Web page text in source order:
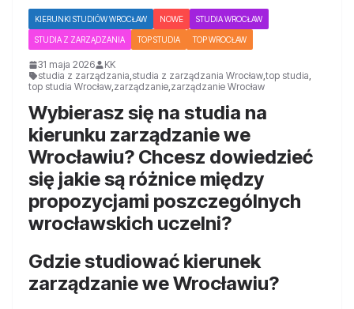
KIERUNKI STUDIÓW WROCŁAW NOWE STUDIA WROCŁAW
STUDIA Z ZARZĄDZANIA TOP STUDIA TOP WROCŁAW
31 maja 2026
KK
studia z zarządzania,studia z zarządzania Wrocław,top studia,
top studia Wrocław,zarządzanie,zarządzanie Wrocław
Wybierasz się na studia na
kierunku zarządzanie we
Wrocławiu? Chcesz dowiedzieć
się jakie są różnice między
propozycjami poszczególnych
wrocławskich uczelni?
Gdzie studiować kierunek
zarządzanie we Wrocławiu?